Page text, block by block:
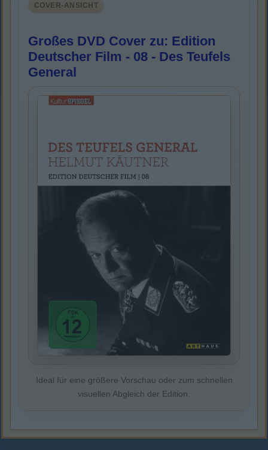
COVER-ANSICHT
Großes DVD Cover zu: Edition
Deutscher Film - 08 - Des Teufels
General
Ideal für eine größere Vorschau oder zum schnellen
visuellen Abgleich der Edition.